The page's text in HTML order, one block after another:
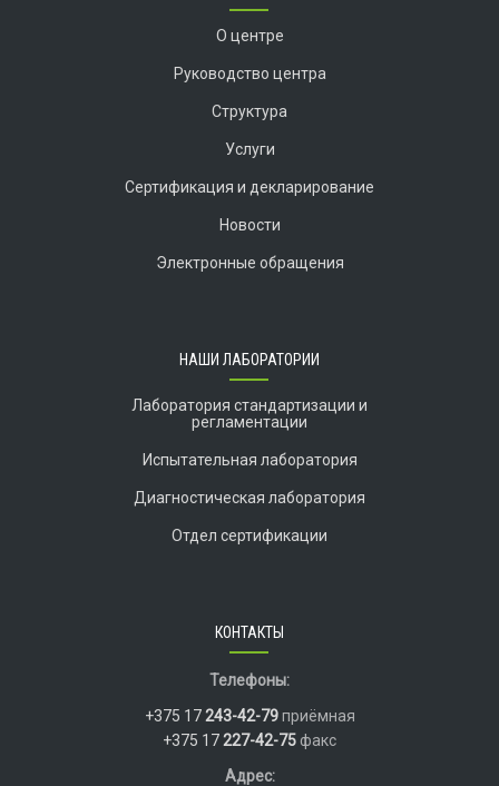
О центре
Руководство центра
Структура
Услуги
Сертификация и декларирование
Новости
Электронные обращения
НАШИ ЛАБОРАТОРИИ
Лаборатория стандартизации и
регламентации
Испытательная лаборатория
Диагностическая лаборатория
Отдел сертификации
КОНТАКТЫ
Телефоны:
+375 17243-42-79приёмная
+375 17227-42-75факс
Адрес: